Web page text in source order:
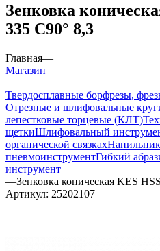
Зенковка
335 C90° 8,3
Главная—
Магазин
—
Твердосплавные борфрезы,
Отрезные и шлифовальные
лепестковые торцевые (КЛТ)
щеткиШлифовальный
органической связках
пневмоинструментГибкий
инструмент
—Зенковка коническая KES
Артикул: 25202107